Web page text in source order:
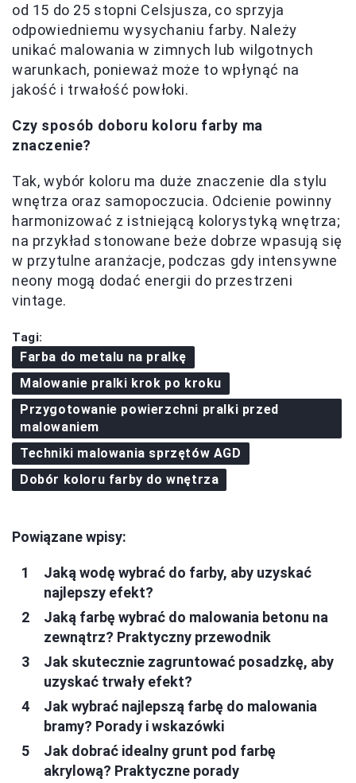
od 15 do 25 stopni Celsjusza, co sprzyja
odpowiedniemu wysychaniu farby. Należy
unikać malowania w zimnych lub wilgotnych
warunkach, ponieważ może to wpłynąć na
jakość i trwałość powłoki.
Czy sposób doboru koloru farby ma
znaczenie?
Tak, wybór koloru ma duże znaczenie dla stylu
wnętrza oraz samopoczucia. Odcienie powinny
harmonizować z istniejącą kolorystyką wnętrza;
na przykład stonowane beże dobrze wpasują się
w przytulne aranżacje, podczas gdy intensywne
neony mogą dodać energii do przestrzeni
vintage.
Tagi:
Farba do metalu na pralkę
Malowanie pralki krok po kroku
Przygotowanie powierzchni pralki przed
malowaniem
Techniki malowania sprzętów AGD
Dobór koloru farby do wnętrza
Powiązane wpisy:
Jaką wodę wybrać do farby, aby uzyskać
najlepszy efekt?
Jaką farbę wybrać do malowania betonu na
zewnątrz? Praktyczny przewodnik
Jak skutecznie zagruntować posadzkę, aby
uzyskać trwały efekt?
Jak wybrać najlepszą farbę do malowania
bramy? Porady i wskazówki
Jak dobrać idealny grunt pod farbę
akrylową? Praktyczne porady